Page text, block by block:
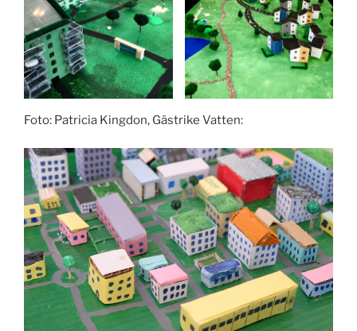
Foto: Patricia Kingdon, Gästrike Vatten: